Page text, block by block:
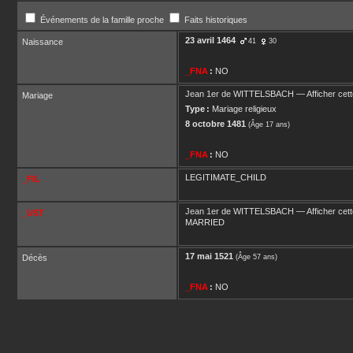
Événements de la famille proche Faits historiques
Naissance 23 avril 1464 41 30
_FNA : NO
Mariage Jean 1er de WITTELSBACH —Afficher
Type : Mariage religieux
8 octobre 1481 (Âge 17 ans)
_FNA : NO
_FIL LEGITIMATE_CHILD
_UST Jean 1er de WITTELSBACH —Afficher
MARRIED
Décès 17 mai 1521 (Âge 57 ans)
_FNA : NO